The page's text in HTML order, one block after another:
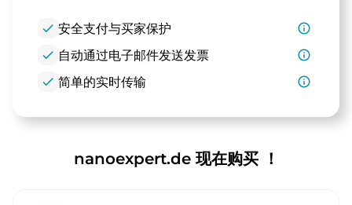
check 安全支付与买家保护
info_outline
check 自动通过电子邮件发送发票
info_outline
check 简单的实时传输 info_outline
nanoexpert.de 现在购买 ！